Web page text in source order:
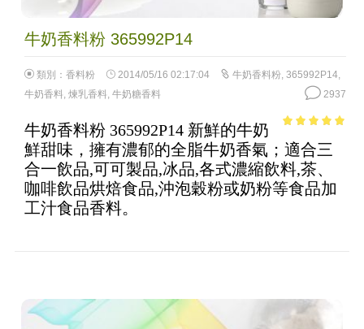
牛奶香料粉 365992P14
類別： 香料粉 2014/05/16 02:17:04 牛奶香料粉, 365992P14,
牛奶香料 煉乳香料 牛奶糖香料 2937
5
牛奶香料粉 365992P14 新鮮的牛奶
鮮甜味，擁有濃郁的全脂牛奶香氣；適合三
合一飲品,可可製品,冰品,各式濃縮飲料,茶、
咖啡飲品烘焙食品,沖泡穀粉或奶粉等食品加
工汁食品香料。